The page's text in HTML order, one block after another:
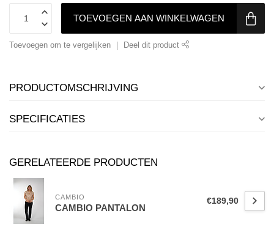
TOEVOEGEN AAN WINKELWAGEN
Toevoegen om te vergelijken Deel dit product
PRODUCTOMSCHRIJVING
SPECIFICATIES
GERELATEERDE PRODUCTEN
CAMBIO
CAMBIO PANTALON
€189,90